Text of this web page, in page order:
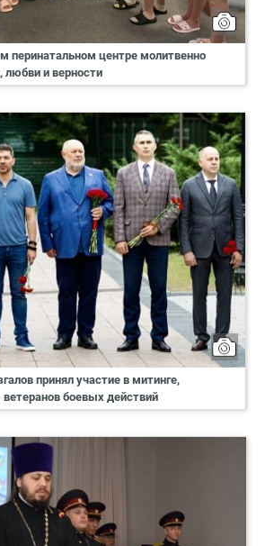
перинатальном центре молитвенно
и верности
принял участие в митинге,
боевых действий